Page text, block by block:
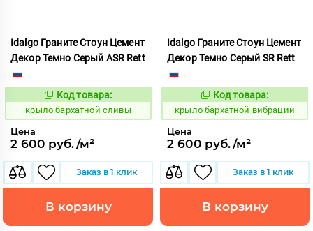
Idalgo Граните Стоун Цемент
Декор Темно Серый ASR Rett
828511
Код товара:
крыло бархатной сливы
Цена
2 600 руб./м²
Заказ в 1 клик
В корзину
Idalgo Граните Стоун Цемент
Декор Темно Серый SR Rett
828510
Код товара:
крыло бархатной вибрации
Цена
2 600 руб./м²
Заказ в 1 клик
В корзину